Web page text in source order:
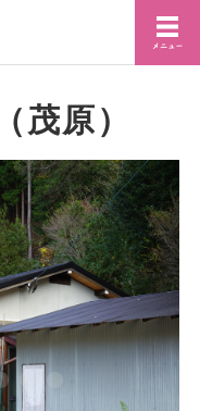
茂原）